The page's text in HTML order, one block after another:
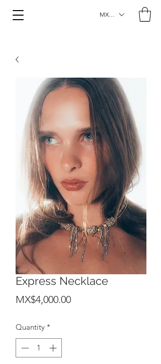
MXN ($)
Express Necklace
MX$4,000.00Price
Quantity *